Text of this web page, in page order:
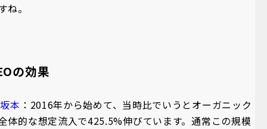
ね。
の効果
本 ：2016年から始めて、当時比でいうとオーガニック
体的な想定流入で425.5%伸びています。通常この規模